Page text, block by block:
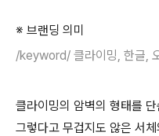
※ 브랜딩 의미
/keyword/ 클라이밍, 한글,
클라이밍의 암벽의 형태를
그렇다고 무겁지도 않은 서